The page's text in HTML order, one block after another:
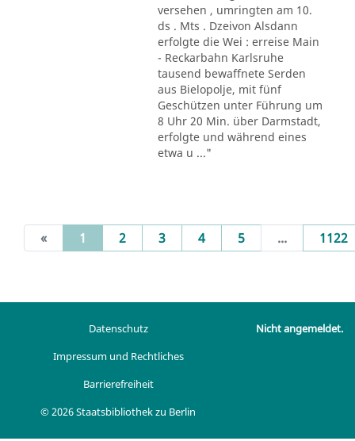
versehen , umringten am 10.
ds . Mts . Dzeivon Alsdann
erfolgte die Wei : erreise Main
- Reckarbahn Karlsruhe
tausend bewaffnete Serden
aus Bielopolje, mit fünf
Geschützen unter Führung um
8 Uhr 20 Min. über Darmstadt,
erfolgte und während eines
etwa u ..."
« 1 (current)
2 3 4 5 ... 1122
Datenschutz
Impressum und Rechtliches
Barrierefreiheit
© 2026 Staatsbibliothek zu Berlin
Nicht angemeldet.